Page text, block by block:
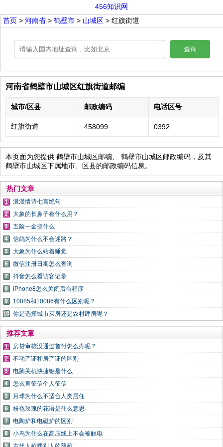
456知识网
首页 > 河南省 > 鹤壁市 > 山城区 > 红旗街道
查询
河南省鹤壁市山城区红旗街道邮编
城市/区县 邮政编码 电话区号
红旗街道 458099 0392
本页面为您提供 鹤壁市山城区邮编、 鹤壁市山城区邮政编码，及其
鹤壁市山城区下属地市、区县的邮政编码信息。
热门文章
浪漫情诗七言绝句
大象的长鼻子有什么用？
五险一金指什么
信鸽为什么不会迷路？
大象为什么站着睡觉
微信注册日期怎么查询
抖音怎么看访客记录
iPhone8怎么关闭后台程序
10085和10086有什么区别呢？
你是选择城市买房还是农村建房呢？
推荐文章
房贷审核没通过首付怎么办呢？
不动产证和房产证的区别
电脑关机快捷键是什么
怎么查征信个人征信
月球为什么不适合人类居住
粉色玫瑰的花语是什么意思
电陶炉和电磁炉的区别
小鸟为什么在高压线上不会被触电